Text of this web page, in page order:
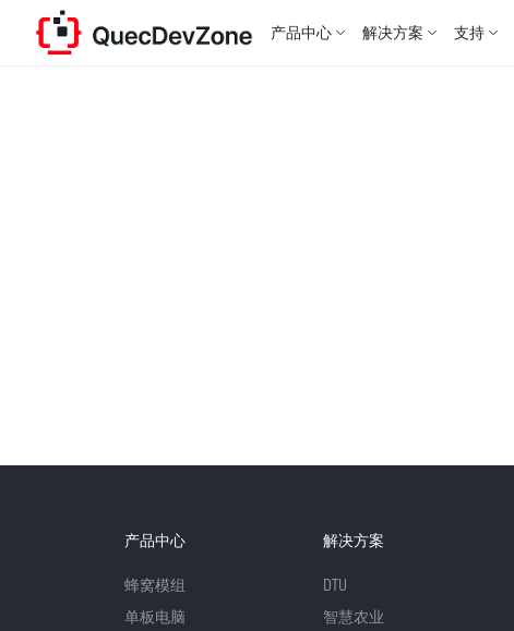
产品中心 解决方案 支持
产品中心
蜂窝模组
单板电脑
解决方案
DTU
智慧农业